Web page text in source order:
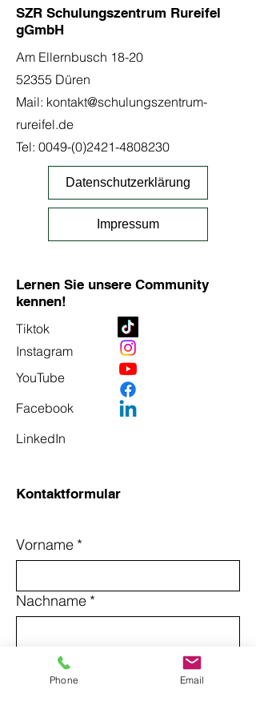
SZR Schulungszentrum Rureifel
gGmbH
Am Ellernbusch 18-20
52355 Düren
Mail: kontakt@schulungszentrum-
rureifel.de
Tel: 0049-(0)2421-4808230
Datenschutzerklärung
Impressum
Lernen Sie unsere Community
kennen!
Tiktok
Instagram
YouTube
Facebook
LinkedIn
Kontaktformular
Vorname *
Nachname *
*
Phone Email